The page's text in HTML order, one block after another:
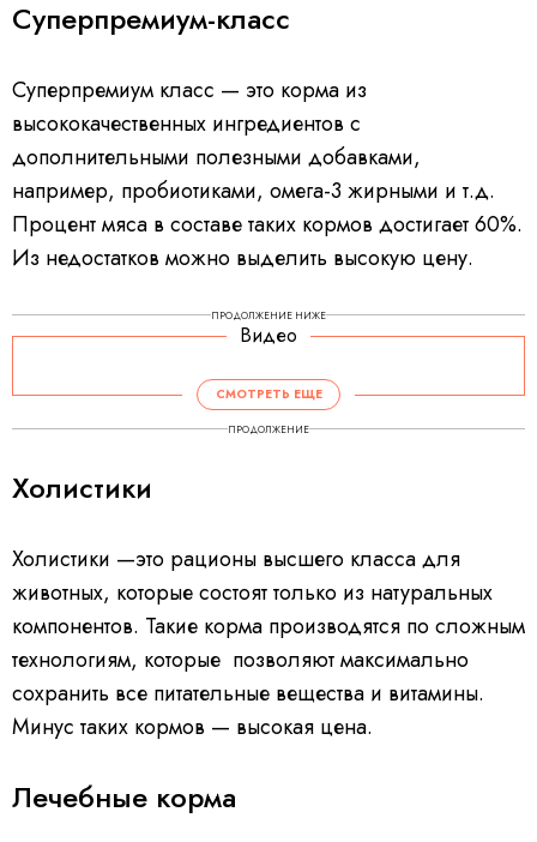
Суперпремиум-класс
Суперпремиум класс — это корма из
высококачественных ингредиентов с
дополнительными полезными добавками,
например, пробиотиками, омега-3 жирными и т.д.
Процент мяса в составе таких кормов достигает 60%.
Из недостатков можно выделить высокую цену.
ПРОДОЛЖЕНИЕ НИЖЕ
Видео
СМОТРЕТЬ ЕЩЕ
ПРОДОЛЖЕНИЕ
Холистики
Холистики —это рационы высшего класса для
животных, которые состоят только из натуральных
компонентов. Такие корма производятся по сложным
технологиям, которые позволяют максимально
сохранить все питательные вещества и витамины.
Минус таких кормов — высокая цена.
Лечебные корма